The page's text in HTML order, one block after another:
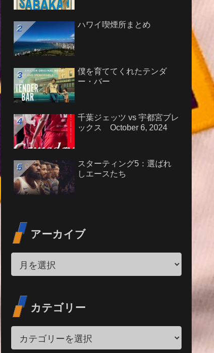
ハワイ喫煙所まとめ
僕を育ててくれたテンダ
ー・バー
千葉ジェッツ vs 宇都宮ブレ
ックス October 6, 2024
スターティング5：選ばれ
しエースたち
アーカイブ
カテゴリー